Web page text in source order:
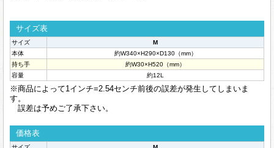
サイズ表
サイズ
M
本体
約W340×H290×D130（mm）
持ち手
約W30×H520（mm）
容量
約12L
※商品によって1インチ=2.54センチ前後の誤差が発生してしまいま
す。
誤差は予めご了承下さい。
価格表